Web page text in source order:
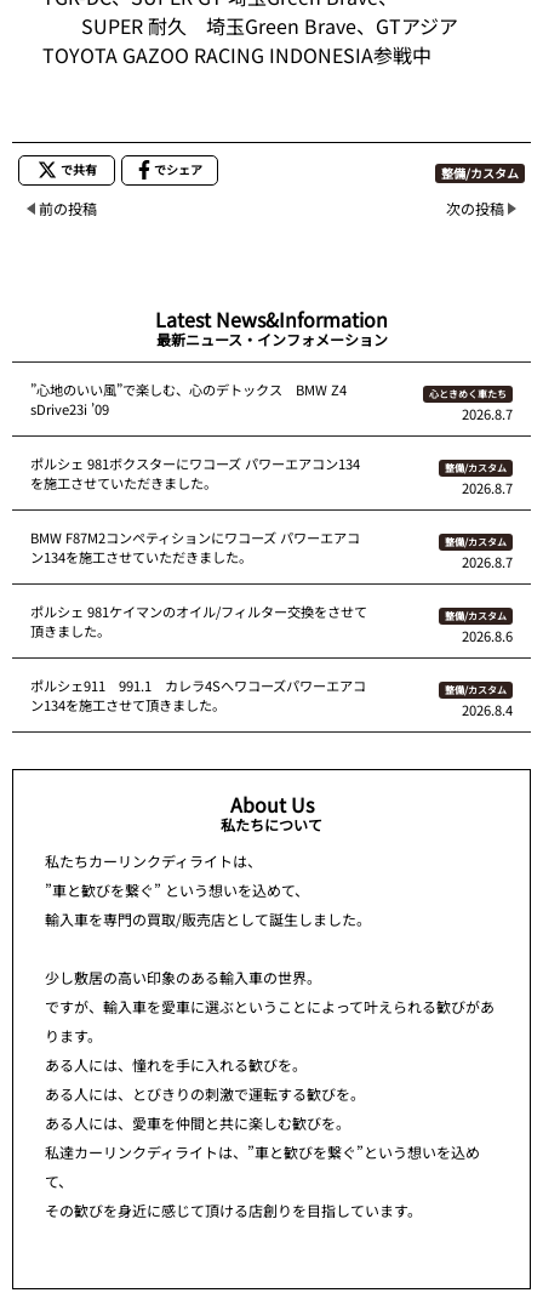
SUPER 耐久 埼玉Green Brave、GTアジア
TOYOTA GAZOO RACING INDONESIA参戦中
で共有 でシェア 整備/カスタム
前の投稿 次の投稿
Latest News&Information
最新ニュース・インフォメーション
”心地のいい風”で楽しむ、心のデトックス BMW Z4
sDrive23i ’09
心ときめく車たち
2026.8.7
ポルシェ 981ボクスターにワコーズ パワーエアコン134
を施工させていただきました。
整備/カスタム
2026.8.7
BMW F87M2コンペティションにワコーズ パワーエアコ
ン134を施工させていただきました。
整備/カスタム
2026.8.7
ポルシェ 981ケイマンのオイル/フィルター交換をさせて
頂きました。
整備/カスタム
2026.8.6
ポルシェ911 991.1 カレラ4Sへワコーズパワーエアコ
ン134を施工させて頂きました。
整備/カスタム
2026.8.4
About Us
私たちについて
私たちカーリンクディライトは、
”車と歓びを繋ぐ” という想いを込めて、
輸入車を専門の買取/販売店として誕生しました。
少し敷居の高い印象のある輸入車の世界。
ですが、輸入車を愛車に選ぶということによって叶えられる歓びがあ
ります。
ある人には、憧れを手に入れる歓びを。
ある人には、とびきりの刺激で運転する歓びを。
ある人には、愛車を仲間と共に楽しむ歓びを。
私達カーリンクディライトは、”車と歓びを繋ぐ”という想いを込め
て、
その歓びを身近に感じて頂ける店創りを目指しています。